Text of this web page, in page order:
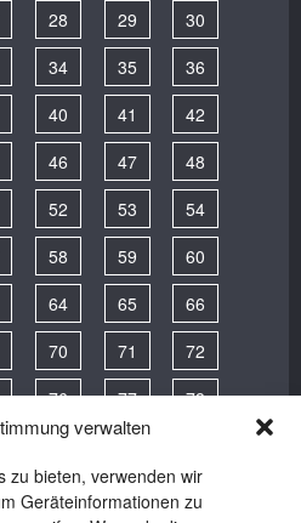
verwalten
zu bieten, verwenden wir
Geräteinformationen zu
28 29
30
34 35
36
40 41
42
46 47
48
52 53
54
58 59
60
64 65
66
70 71
72
76 77
78
82
88 89 90